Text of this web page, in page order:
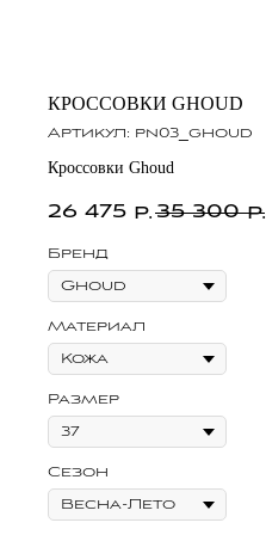
КРОССОВКИ GHOUD
Артикул: pn03_ghoud
Кроссовки Ghoud
26 475 р.35 300 р.
Бренд
Материал
Размер
Сезон